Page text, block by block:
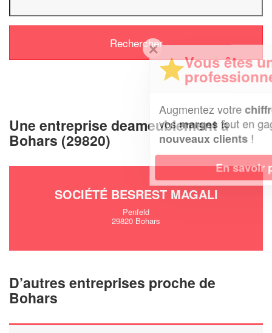
Une entreprise deameublement à
Bohars (29820)
SOCIÉTÉ BESREST MAGALI
Penfeld
29820 Bohars
D’autres entreprises proche de
Bohars
Vous êtes un
professionnel ?
Augmentez votrechiffre d'affaireset
vosmargestout en gagnant de
nouveaux clients!
En savoir plus